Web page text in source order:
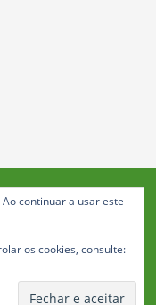
Feira de Santana
continuar a usar este
os cookies, consulte: